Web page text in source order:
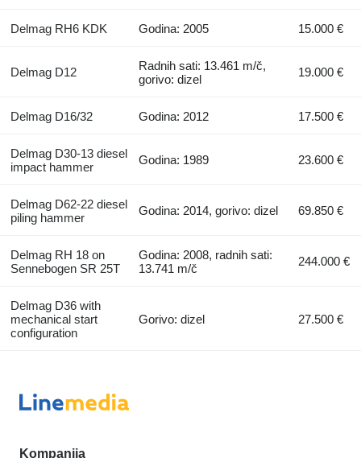
Delmag RH6 KDK Godina: 2005 15.000 €
Delmag D12
Radnih sati: 13.461 m/č,
gorivo: dizel
19.000 €
Delmag D16/32 Godina: 2012 17.500 €
Delmag D30-13 diesel
impact hammer
Godina: 1989 23.600 €
Delmag D62-22 diesel
piling hammer
Godina: 2014, gorivo: dizel 69.850 €
Delmag RH 18 on
Sennebogen SR 25T
Godina: 2008, radnih sati:
13.741 m/č
244.000 €
Delmag D36 with
mechanical start
configuration
Gorivo: dizel 27.500 €
Kompanija